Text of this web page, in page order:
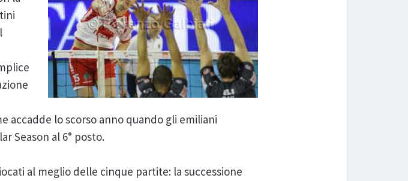
accadde lo scorso anno quando gli emiliani
Season al 6° posto.
al meglio delle cinque partite: la successione